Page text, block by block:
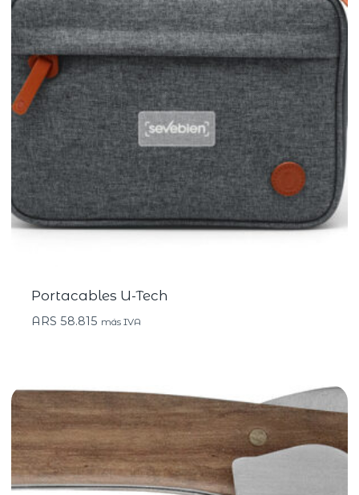
Portacables U-Tech
ARS 58.815 más IVA